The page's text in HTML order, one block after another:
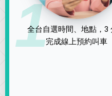
1
全台自選時間、地點，3
完成線上預約叫車